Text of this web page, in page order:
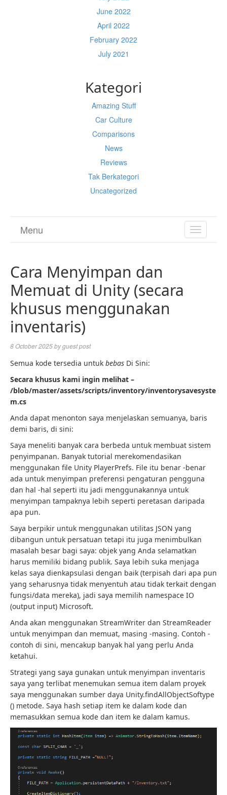
June 2022
April 2022
February 2022
July 2021
Kategori
Amazing Stuff
Car Culture
Comparisons
News
Reviews
Tak Berkategori
Uncategorized
TOGGLE
Menu
Cara Menyimpan dan
Memuat di Unity (secara
khusus menggunakan
inventaris)
8 October 2025byguest post
Semua kode tersedia untuk bebas Di Sini:
Secara khusus kami ingin melihat –
/blob/master/assets/scripts/inventory/inventorysavesyste
m.cs
Anda dapat menonton saya menjelaskan semuanya, baris
demi baris, di sini:
Saya meneliti banyak cara berbeda untuk membuat sistem
penyimpanan. Banyak tutorial merekomendasikan
menggunakan file Unity PlayerPrefs. File itu benar -benar
ada untuk menyimpan preferensi pengaturan pengguna
dan hal -hal seperti itu jadi menggunakannya untuk
menyimpan tampaknya lebih seperti peretasan daripada
apa pun.
Saya berpikir untuk menggunakan utilitas JSON yang
dibangun untuk persatuan tetapi itu juga menimbulkan
masalah besar bagi saya: objek yang Anda selamatkan
harus memiliki bidang publik. Saya lebih suka menjaga
kelas saya dienkapsulasi dengan baik (terpisah dari apa pun
yang seharusnya tidak menyentuh atau tidak terkait dengan
fungsi/data mereka), jadi saya memilih namespace IO
(output input) Microsoft.
Anda akan menggunakan StreamWriter dan StreamReader
untuk menyimpan dan memuat, masing -masing. Contoh -
contoh di sini, mencakup banyak hal yang perlu Anda
ketahui.
Strategi yang saya gunakan untuk menyimpan inventaris
saya yang terlibat menemukan semua item dalam proyek
saya menggunakan sumber daya Unity.findAllObjectSoftype
() metode. Saya hash setiap item ke dalam kode dan
memasukkan semua kode dan item ke dalam kamus.